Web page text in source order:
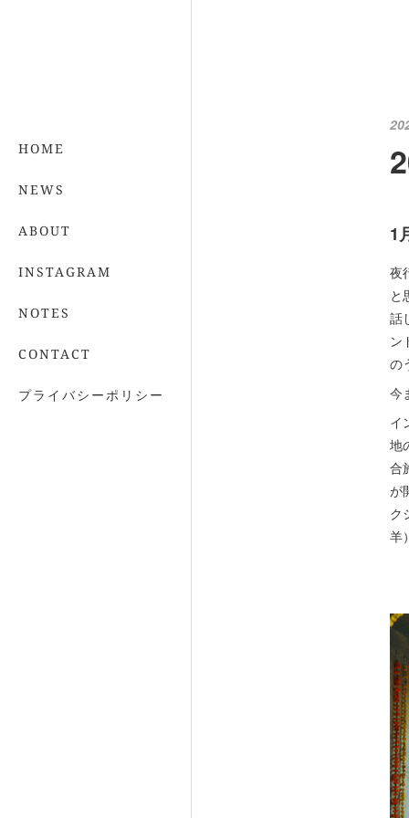
HOME
NEWS
ABOUT
INSTAGRAM
NOTES
CONTACT
プライバシーポリシー
1
夜
と
話
ン
の
今
イ
地
合
が
ク
羊